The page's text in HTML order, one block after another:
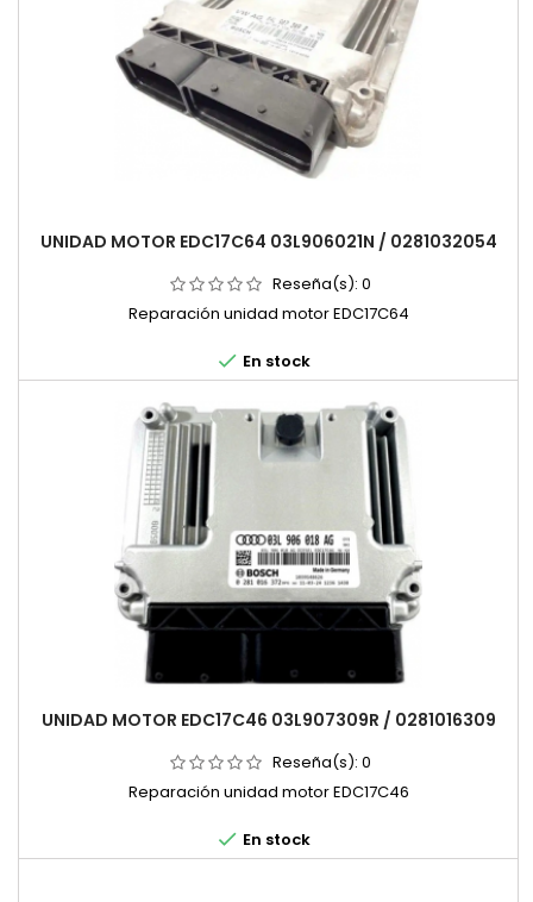
UNIDAD MOTOR EDC17C64 03L906021N / 0281032054
Reseña(s): 0
Reparación unidad motor EDC17C64
 En stock
UNIDAD MOTOR EDC17C46 03L907309R / 0281016309
Reseña(s): 0
Reparación unidad motor EDC17C46
 En stock